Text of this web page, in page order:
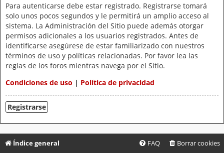
Para autenticarse debe estar registrado. Registrarse tomará
solo unos pocos segundos y le permitirá un amplio acceso al
sistema. La Administración del Sitio puede además otorgar
permisos adicionales a los usuarios registrados. Antes de
identificarse asegúrese de estar familiarizado con nuestros
términos de uso y políticas relacionadas. Por favor lea las
reglas de los foros mientras navega por el Sitio.
Condiciones de uso | Política de privacidad
Registrarse
Índice general Borrar cookies
FAQ